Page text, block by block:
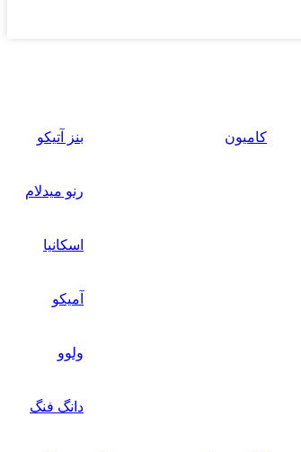
کامیون بنز آتیکو
رنو میدلام
اسکانیا
آمیکو
ولوو
دانگ فنگ